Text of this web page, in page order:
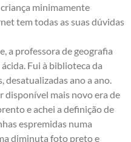
minimamente
tem todas as suas dúvidas
a professora de geografia
Fui à biblioteca da
desatualizadas ano a ano.
disponível mais novo era de
e achei a definição de
espremidas numa
diminuta foto preto e